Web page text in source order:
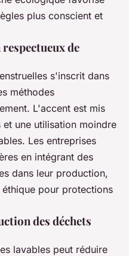
plus conscient et
de
s'inscrit dans
méthodes
L'accent est mis
une utilisation moindre
Les entreprises
en intégrant des
dans leur production,
pour protections
des déchets
lavables peut réduire